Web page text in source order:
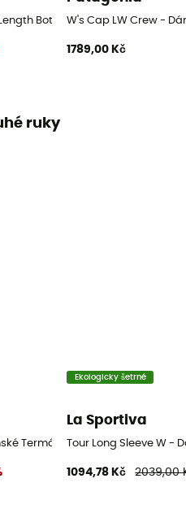
Bottoms - Dámské Boxerky
W's Cap LW Crew -
1789,00 Kč
ruky
Termální Punčocháče z merino
Ekologicky šetrné
La Sportiva
Tour Long Sleeve W -
1094,78 Kč 2039,00